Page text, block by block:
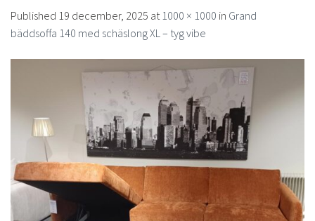
Published 19 december, 2025 at1000 × 1000 in Grand
bäddsoffa 140 med schäslong XL – tyg vibe